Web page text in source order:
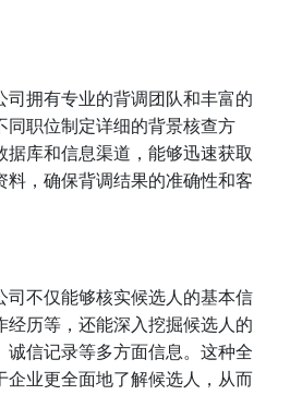
司拥有专业的背调团队和丰富的
同职位制定详细的背景核查方
据库和信息渠道，能够迅速获取
料，确保背调结果的准确性和客
司不仅能够核实候选人的基本信
经历等，还能深入挖掘候选人的
诚信记录等多方面信息。这种全
企业更全面地了解候选人，从而